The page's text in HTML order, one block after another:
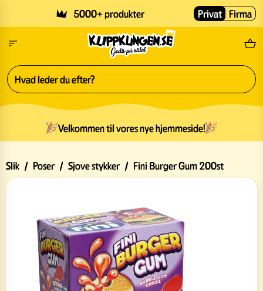
5000+ produkter Privat Firma
Velkommen til vores nye hjemmeside!
Slik / Poser / Sjove stykker / Fini Burger Gum 200st